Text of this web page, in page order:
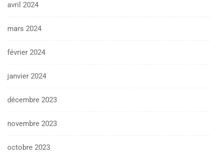
avril 2024
mars 2024
février 2024
janvier 2024
décembre 2023
novembre 2023
octobre 2023